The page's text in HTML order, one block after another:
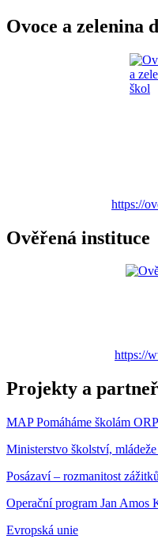
Ovoce a zelenina
https://
Ověřená instituce
https://
Projekty a
MAP Pomáháme školám
Ministerstvo školství,
Posázaví – rozmanitost zážitků
Operační program Jan Amos
Evropská unie